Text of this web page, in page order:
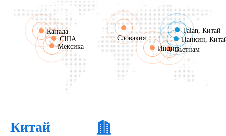
Канада
США
Мексика
Словакия
ИндияВьетнам
Taian, Китай
Нанкин,
Китай